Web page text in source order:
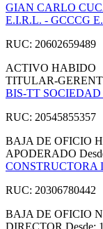
GIAN CARLO
E.I.R.L. - GCCCG
RUC: 20602659489
ACTIVO HABIDO
TITULAR-
BIS-TT
RUC: 20545855357
BAJA DE OFICIO
APODERADO
RUC: 20306780442
BAJA DE OFICIO
DIRECTOR Desde: